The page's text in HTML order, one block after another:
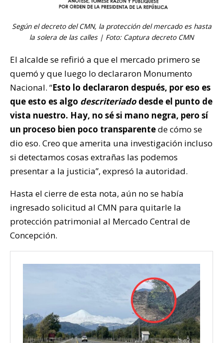
Según el decreto del CMN, la protección del mercado es hasta
la solera de las calles | Foto: Captura decreto CMN
El alcalde se refirió a que el mercado primero se
quemó y que luego lo declararon Monumento
Nacional. “Esto lo declararon después, por eso es
que esto es algo descriteriado desde el punto de
vista nuestro. Hay, no sé si mano negra, pero sí
un proceso bien poco transparentede cómo se
dio eso. Creo que amerita una investigación incluso
si detectamos cosas extrañas las podemos
presentar a la justicia”, expresó la autoridad.
Hasta el cierre de esta nota, aún no se había
ingresado solicitud al CMN para quitarle la
protección patrimonial al Mercado Central de
Concepción.